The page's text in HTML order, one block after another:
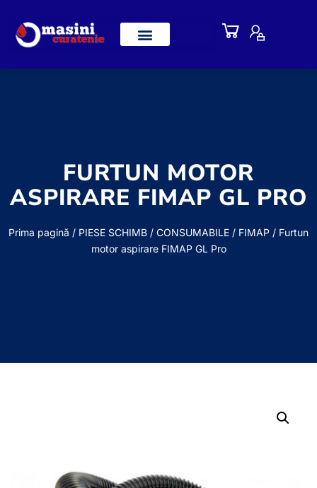
FURTUN MOTOR
ASPIRARE FIMAP GL PRO
Prima pagină / PIESE SCHIMB / CONSUMABILE / FIMAP / Furtun
motor aspirare FIMAP GL Pro